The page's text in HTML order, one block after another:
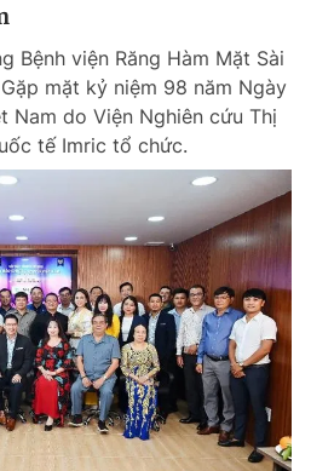
Bệnh viện Răng Hàm Mặt Sài
mặt kỷ niệm 98 năm Ngày
Nam do Viện Nghiên cứu Thị
tế Imric tổ chức.